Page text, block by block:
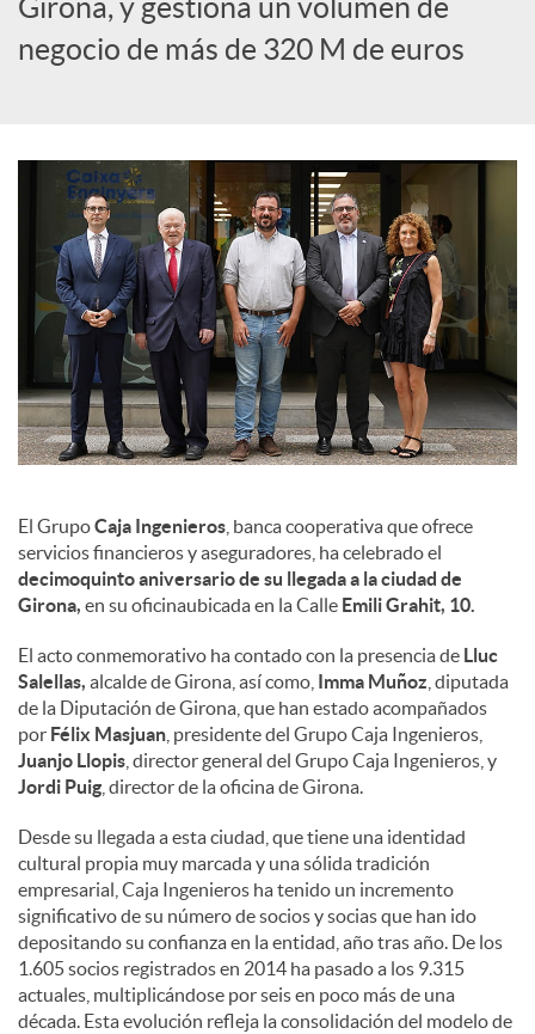
c
e
s
Girona, y gestiona un volumen de
negocio de más de 320 M de euros
El GrupoCaja Ingenieros , banca cooperativa que ofrece
servicios financieros y aseguradores, ha celebrado el
decimoquinto aniversario de su llegada a la ciudad de
Girona, en su oficinaubicada en la Calle Emili Grahit, 10.
El acto conmemorativo ha contado con la presencia de Lluc
Salellas, alcalde de Girona, así como, Imma Muñoz , diputada
de la Diputación de Girona, que han estado acompañados
por Félix Masjuan , presidente del Grupo Caja Ingenieros,
Juanjo Llopis , director general del Grupo Caja Ingenieros, y
Jordi Puig , director de la oficina de Girona.
Desde su llegada a esta ciudad, que tiene una identidad
cultural propia muy marcada y una sólida tradición
empresarial, Caja Ingenieros ha tenido un incremento
significativo de su número de socios y socias que han ido
depositando su confianza en la entidad, año tras año. De los
1.605 socios registrados en 2014 ha pasado a los 9.315
actuales, multiplicándose por seis en poco más de una
década. Esta evolución refleja la consolidación del modelo de